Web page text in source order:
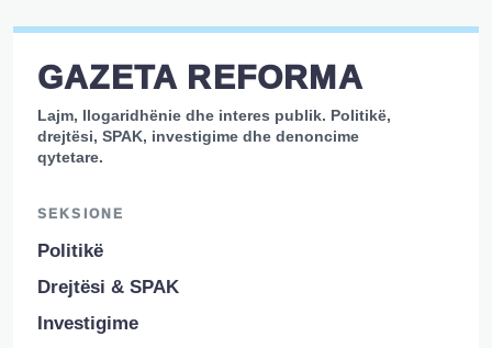
GAZETA REFORMA
Lajm, llogaridhënie dhe interes publik. Politikë,
drejtësi, SPAK, investigime dhe denoncime
qytetare.
SEKSIONE
Politikë
Drejtësi & SPAK
Investigime